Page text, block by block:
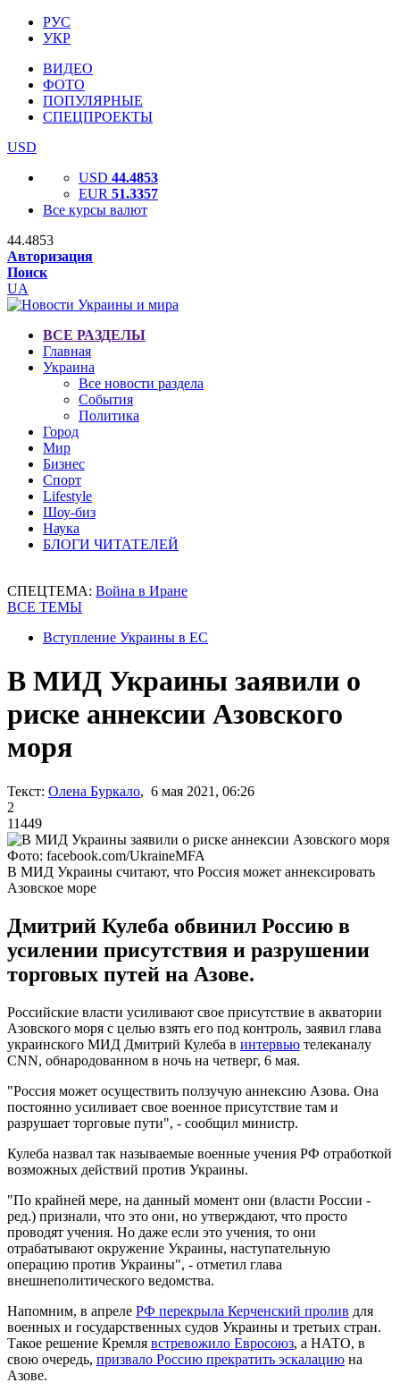
РУС
УКР
ВИДЕО
ФОТО
ПОПУЛЯРНЫЕ
СПЕЦПРОЕКТЫ
USD
USD 44.4853
EUR 51.3357
Все курсы валют
44.4853
Авторизация
Поиск
UA
ВСЕ РАЗДЕЛЫ
Главная
Украина
Все новости раздела
События
Политика
Город
Мир
Бизнес
Спорт
Lifestyle
Шоу-биз
Наука
БЛОГИ ЧИТАТЕЛЕЙ
СПЕЦТЕМА: Война в Иране
ВСЕ ТЕМЫ
Вступление Украины в ЕС
В МИД Украины заявили о
риске аннексии Азовского
моря
Текст: Олена Буркало, 6 мая 2021, 06:26
2
11449
Фото: facebook.com/UkraineMFA
В МИД Украины считают, что Россия может аннексировать
Азовское море
Дмитрий Кулеба обвинил Россию в
усилении присутствия и разрушении
торговых путей на Азове.
Российские власти усиливают свое присутствие в акватории
Азовского моря с целью взять его под контроль, заявил глава
украинского МИД Дмитрий Кулеба в интервью телеканалу
CNN, обнародованном в ночь на четверг, 6 мая.
"Россия может осуществить ползучую аннексию Азова. Она
постоянно усиливает свое военное присутствие там и
разрушает торговые пути", - сообщил министр.
Кулеба назвал так называемые военные учения РФ отработкой
возможных действий против Украины.
"По крайней мере, на данный момент они (власти России -
ред.) признали, что это они, но утверждают, что просто
проводят учения. Но даже если это учения, то они
отрабатывают окружение Украины, наступательную
операцию против Украины", - отметил глава
внешнеполитического ведомства.
Напомним, в апреле РФ перекрыла Керченский пролив для
военных и государственных судов Украины и третьих стран.
Такое решение Кремля встревожило Евросоюз, а НАТО, в
свою очередь, призвало Россию прекратить эскалацию на
Азове.